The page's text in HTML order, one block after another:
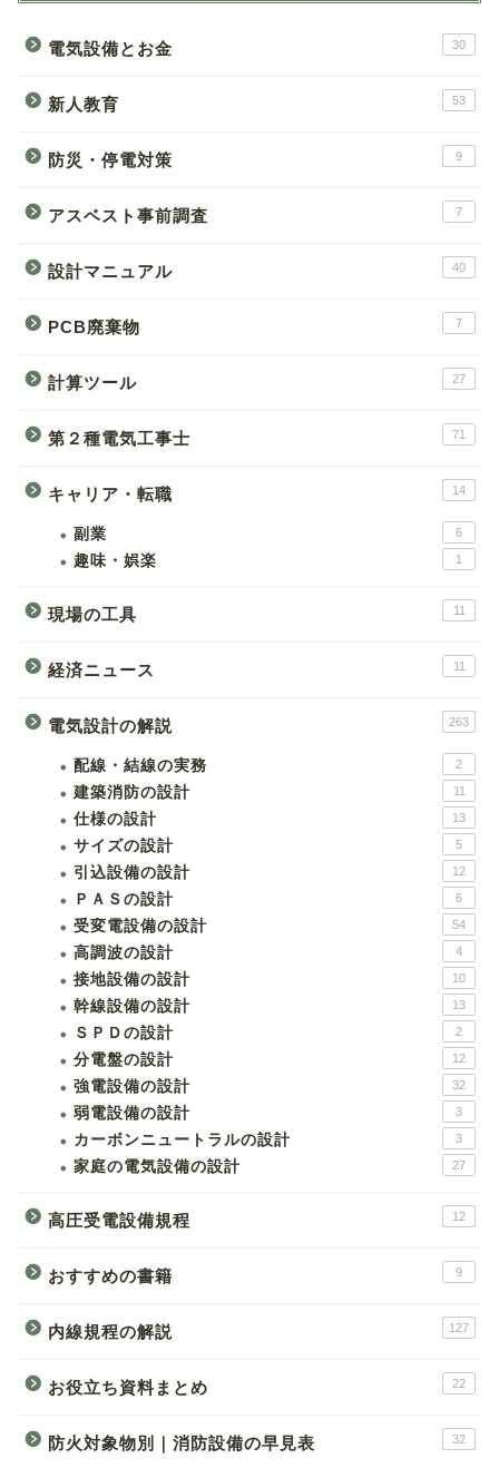
電気設備とお金 30
新人教育 53
防災・停電対策 9
アスベスト事前調査 7
設計マニュアル 40
PCB廃棄物 7
計算ツール 27
第２種電気工事士 71
キャリア・転職 14
副業 6
趣味・娯楽 1
現場の工具 11
経済ニュース 11
電気設計の解説 263
配線・結線の実務 2
建築消防の設計 11
仕様の設計 13
サイズの設計 5
引込設備の設計 12
ＰＡＳの設計 6
受変電設備の設計 54
高調波の設計 4
接地設備の設計 10
幹線設備の設計 13
ＳＰＤの設計 2
分電盤の設計 12
強電設備の設計 32
弱電設備の設計 3
カーボンニュートラルの設計 3
家庭の電気設備の設計 27
高圧受電設備規程 12
おすすめの書籍 9
内線規程の解説 127
お役立ち資料まとめ 22
防火対象物別｜消防設備の早見表 32